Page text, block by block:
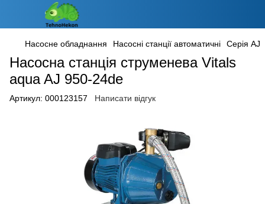
Насосне обладнання Насосні станції автоматичні Серія AJ
Насосна станція струменева Vitals
aqua AJ 950-24de
Артикул: 000123157 Написати відгук